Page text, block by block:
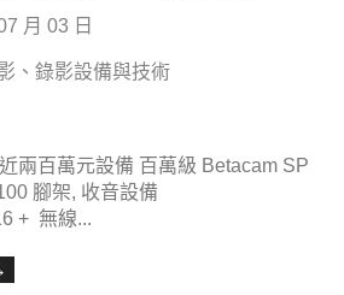
月 03 日
、錄影設備與技術
兩百萬元設備 百萬級 Betacam SP
腳架, 收音設備
+ 無線...